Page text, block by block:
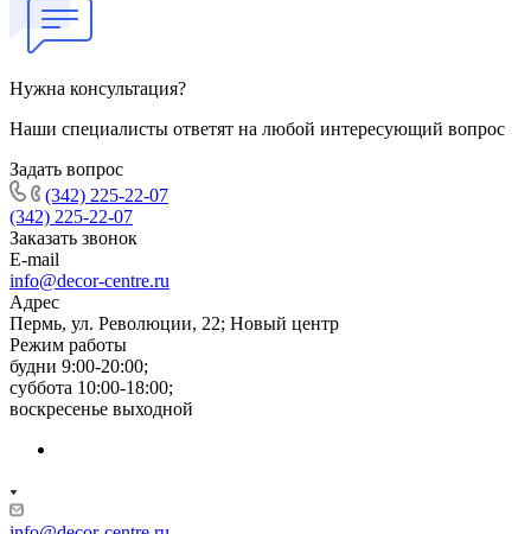
Нужна консультация?
Наши специалисты ответят на любой интересующий вопрос
Задать вопрос
(342) 225-22-07
(342) 225-22-07
Заказать звонок
E-mail
info@decor-centre.ru
Адрес
Пермь, ул. Революции, 22; Новый центр
Режим работы
будни 9:00-20:00;
суббота 10:00-18:00;
воскресенье выходной